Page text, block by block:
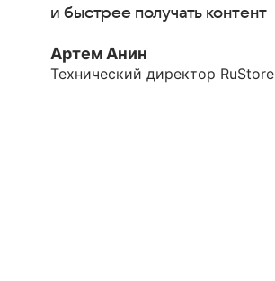
и быстрее получать контент
Артем Анин
Технический директор RuStore